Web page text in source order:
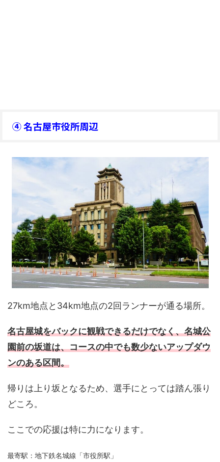
④ 名古屋市役所周辺
27km地点と34km地点の2回ランナーが通る場所。
名古屋城をバックに観戦できるだけでなく、名城公
園前の坂道は、コースの中でも数少ないアップダウ
ンのある区間。
帰りは上り坂となるため、選手にとっては踏ん張り
どころ。
ここでの応援は特に力になります。
最寄駅：地下鉄名城線「市役所駅」